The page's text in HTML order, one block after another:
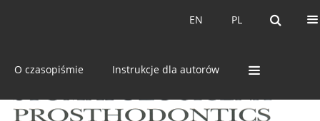
PL
EN PL
EN
O czasopiśmie Instrukcje dla autorów